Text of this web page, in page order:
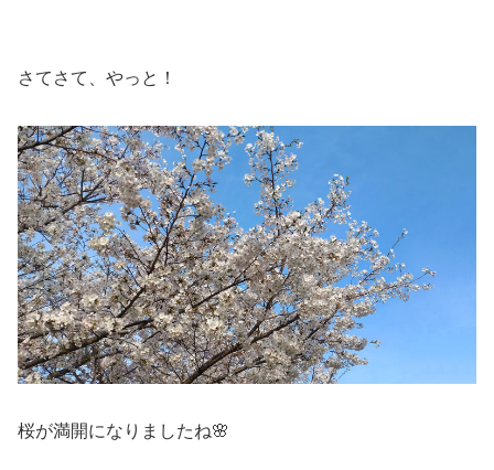
さてさて、やっと！
桜が満開になりましたね🌸